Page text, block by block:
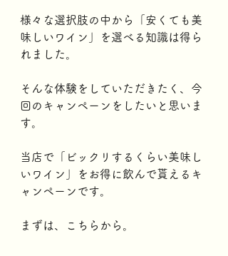
様々な選択肢の中から「安くても美
味しいワイン」を選べる知識は得ら
れました。
そんな体験をしていただきたく、今
回のキャンペーンをしたいと思いま
す。
当店で「ビックリするくらい美味し
いワイン」をお得に飲んで貰えるキ
ャンペーンです。
まずは、こちらから。